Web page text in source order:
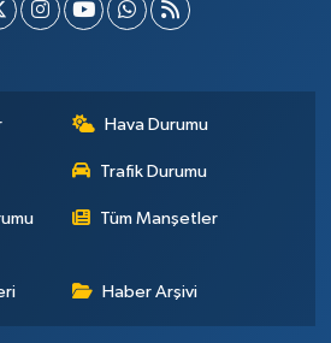
Hava Durumu
Trafik Durumu
Tüm Manşetler
Haber Arşivi